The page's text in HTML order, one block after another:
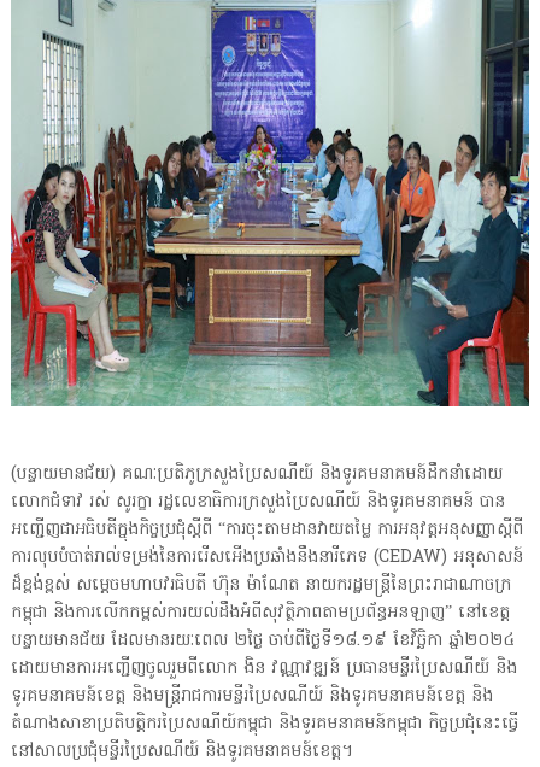
(បន្ទាយមានជ័យ) គណៈប្រតិភូក្រសួងប្រៃសណីយ៍ និងទូរគមនាគមន៍ដឹកនាំដោយ
លោកជំទាវ រស់ សូរក្ខា រដ្ឋលេខាធិការក្រសួងប្រៃសណីយ៍ និងទូរគមនាគមន៍ បាន
អញ្ជើញជាអធិបតីក្នុងកិច្ចប្រជុំស្ដីពី “ការចុះតាមដានវាយតម្លៃ ការអនុវត្តអនុសញ្ញាស្តីពី
ការលុបបំបាត់រាល់ទម្រង់នៃការរើសអើងប្រឆាំងនឹងនារីភេទ (CEDAW) អនុសាសន៍
ដ៏ខ្ពង់ខ្ពស់ សម្តេចមហាបវរធិបតី ហ៊ុន ម៉ាណែត នាយករដ្ឋមន្ត្រីនៃព្រះរាជាណាចក្រ
កម្ពុជា និងការលើកកម្ពស់ការយល់ដឹងអំពីសុវត្ថិភាពតាមប្រព័ន្ធអនឡាញ” នៅខេត្ត
បន្ទាយមានជ័យ ដែលមានរយៈពេល ២ថ្ងៃ ចាប់ពីថ្ងៃទី១៨.១៩ ខែវិច្ឆិកា ឆ្នាំ២០២៤
ដោយមានការអញ្ជើញចូលរួមពីលោក ងិន វណ្ណាវឌ្ឍន៍ ប្រធានមន្ទីរប្រៃសណីយ៍ និង
ទូរគមនាគមន៍ខេត្ត និងមន្ត្រីរាជការមន្ទីរប្រៃសណីយ៍ និងទូរគមនាគមន៍ខេត្ត និង
តំណាងសាខាប្រតិបត្តិករប្រៃសណីយ៍កម្ពុជា និងទូរគមនាគមន៍កម្ពុជា កិច្ចប្រជុំនេះធ្វើ
នៅសាលប្រជុំមន្ទីរប្រៃសណីយ៍ និងទូរគមនាគមន៍ខេត្ត។